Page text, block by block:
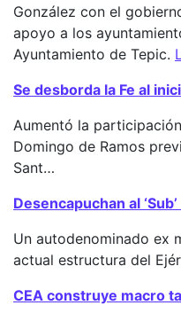
González con el
apoyo a los
Ayuntamiento de Tepic.
Se desborda la Fe al
Aumentó la
Domingo de Ramos
Sant…
Desencapuchan al
Un autodenominado ex
actual estructura del
CEA construye macro